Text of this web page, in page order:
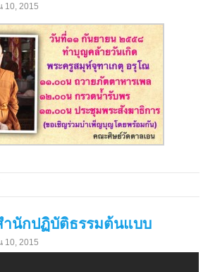
10, 2015
ำนักปฏิบัติธรรมต้นแบบ
10, 2015